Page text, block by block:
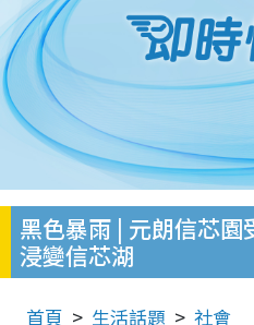
黑色暴雨 | 元朗信芯
浸變信芯湖
首頁 生活話題 社會